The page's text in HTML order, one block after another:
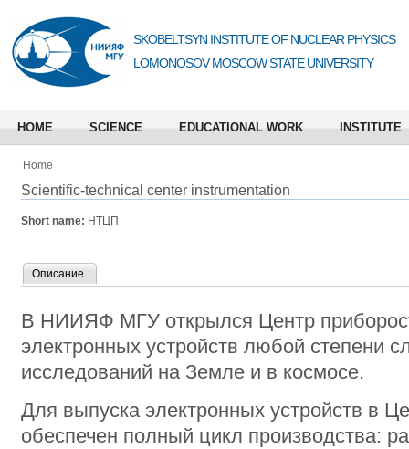
SKOBELTSYN INSTITUTE OF NUCLEAR PHYSICS
LOMONOSOV MOSCOW STATE UNIVERSITY
HOME SCIENCE EDUCATIONAL WORK INSTITUTE
Home
Scientific-technical center instrumentation
Short name: НТЦП
Описание
В НИИЯФ МГУ открылся Центр
электронных устройств любой степени
исследований на Земле и в космосе.
Для выпуска электронных устройств в
обеспечен полный цикл производства: